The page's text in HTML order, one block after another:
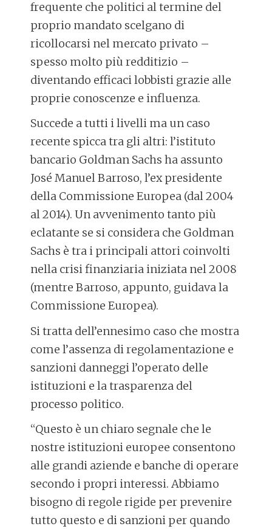
frequente che politici al termine del
proprio mandato scelgano di
ricollocarsi nel mercato privato –
spesso molto più redditizio –
diventando efficaci lobbisti grazie alle
proprie conoscenze e influenza.
Succede a tutti i livelli ma un caso
recente spicca tra gli altri: l’istituto
bancario Goldman Sachs ha assunto
José Manuel Barroso, l’ex presidente
della Commissione Europea (dal 2004
al 2014). Un avvenimento tanto più
eclatante se si considera che Goldman
Sachs è tra i principali attori coinvolti
nella crisi finanziaria iniziata nel 2008
(mentre Barroso, appunto, guidava la
Commissione Europea).
Si tratta dell’ennesimo caso che mostra
come l’assenza di regolamentazione e
sanzioni danneggi l’operato delle
istituzioni e la trasparenza del
processo politico.
“Questo è un chiaro segnale che le
nostre istituzioni europee consentono
alle grandi aziende e banche di operare
secondo i propri interessi. Abbiamo
bisogno di regole rigide per prevenire
tutto questo e di sanzioni per quando